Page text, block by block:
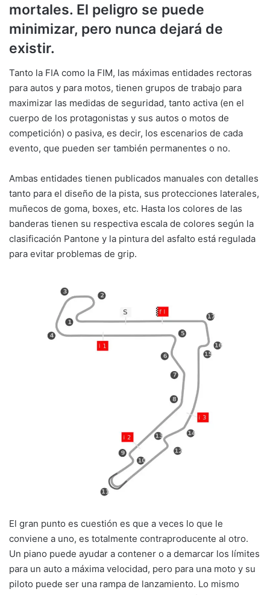
mortales. El peligro se puede
minimizar, pero nunca dejará de
existir.
Tanto la FIA como la FIM, las máximas entidades rectoras
para autos y para motos, tienen grupos de trabajo para
maximizar las medidas de seguridad, tanto activa (en el
cuerpo de los protagonistas y sus autos o motos de
competición) o pasiva, es decir, los escenarios de cada
evento, que pueden ser también permanentes o no.
Ambas entidades tienen publicados manuales con detalles
tanto para el diseño de la pista, sus protecciones laterales,
muñecos de goma, boxes, etc. Hasta los colores de las
banderas tienen su respectiva escala de colores según la
clasificación Pantone y la pintura del asfalto está regulada
para evitar problemas de grip.
El gran punto es cuestión es que a veces lo que le
conviene a uno, es totalmente contraproducente al otro.
Un piano puede ayudar a contener o a demarcar los límites
para un auto a máxima velocidad, pero para una moto y su
piloto puede ser una rampa de lanzamiento. Lo mismo